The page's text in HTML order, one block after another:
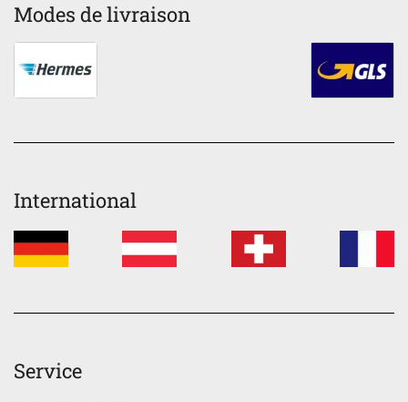
Modes de livraison
International
Service